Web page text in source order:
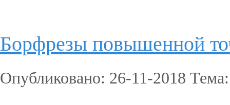
Борфрезы повышенной
Опубликовано: 26-11-2018